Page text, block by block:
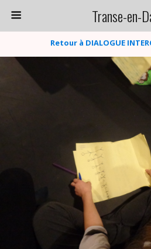
Transe-en-
Retour à DIALOGUE